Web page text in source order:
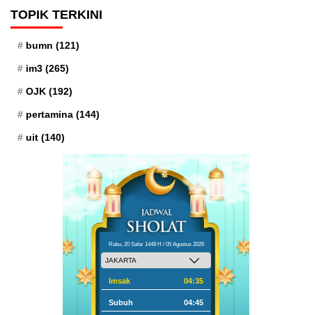
TOPIK TERKINI
bumn (121)
im3 (265)
OJK (192)
pertamina (144)
uit (140)
Rabu, 20 Safar 1448 H / 05 Agustus 2026
Imsak 04:35
Subuh 04:45